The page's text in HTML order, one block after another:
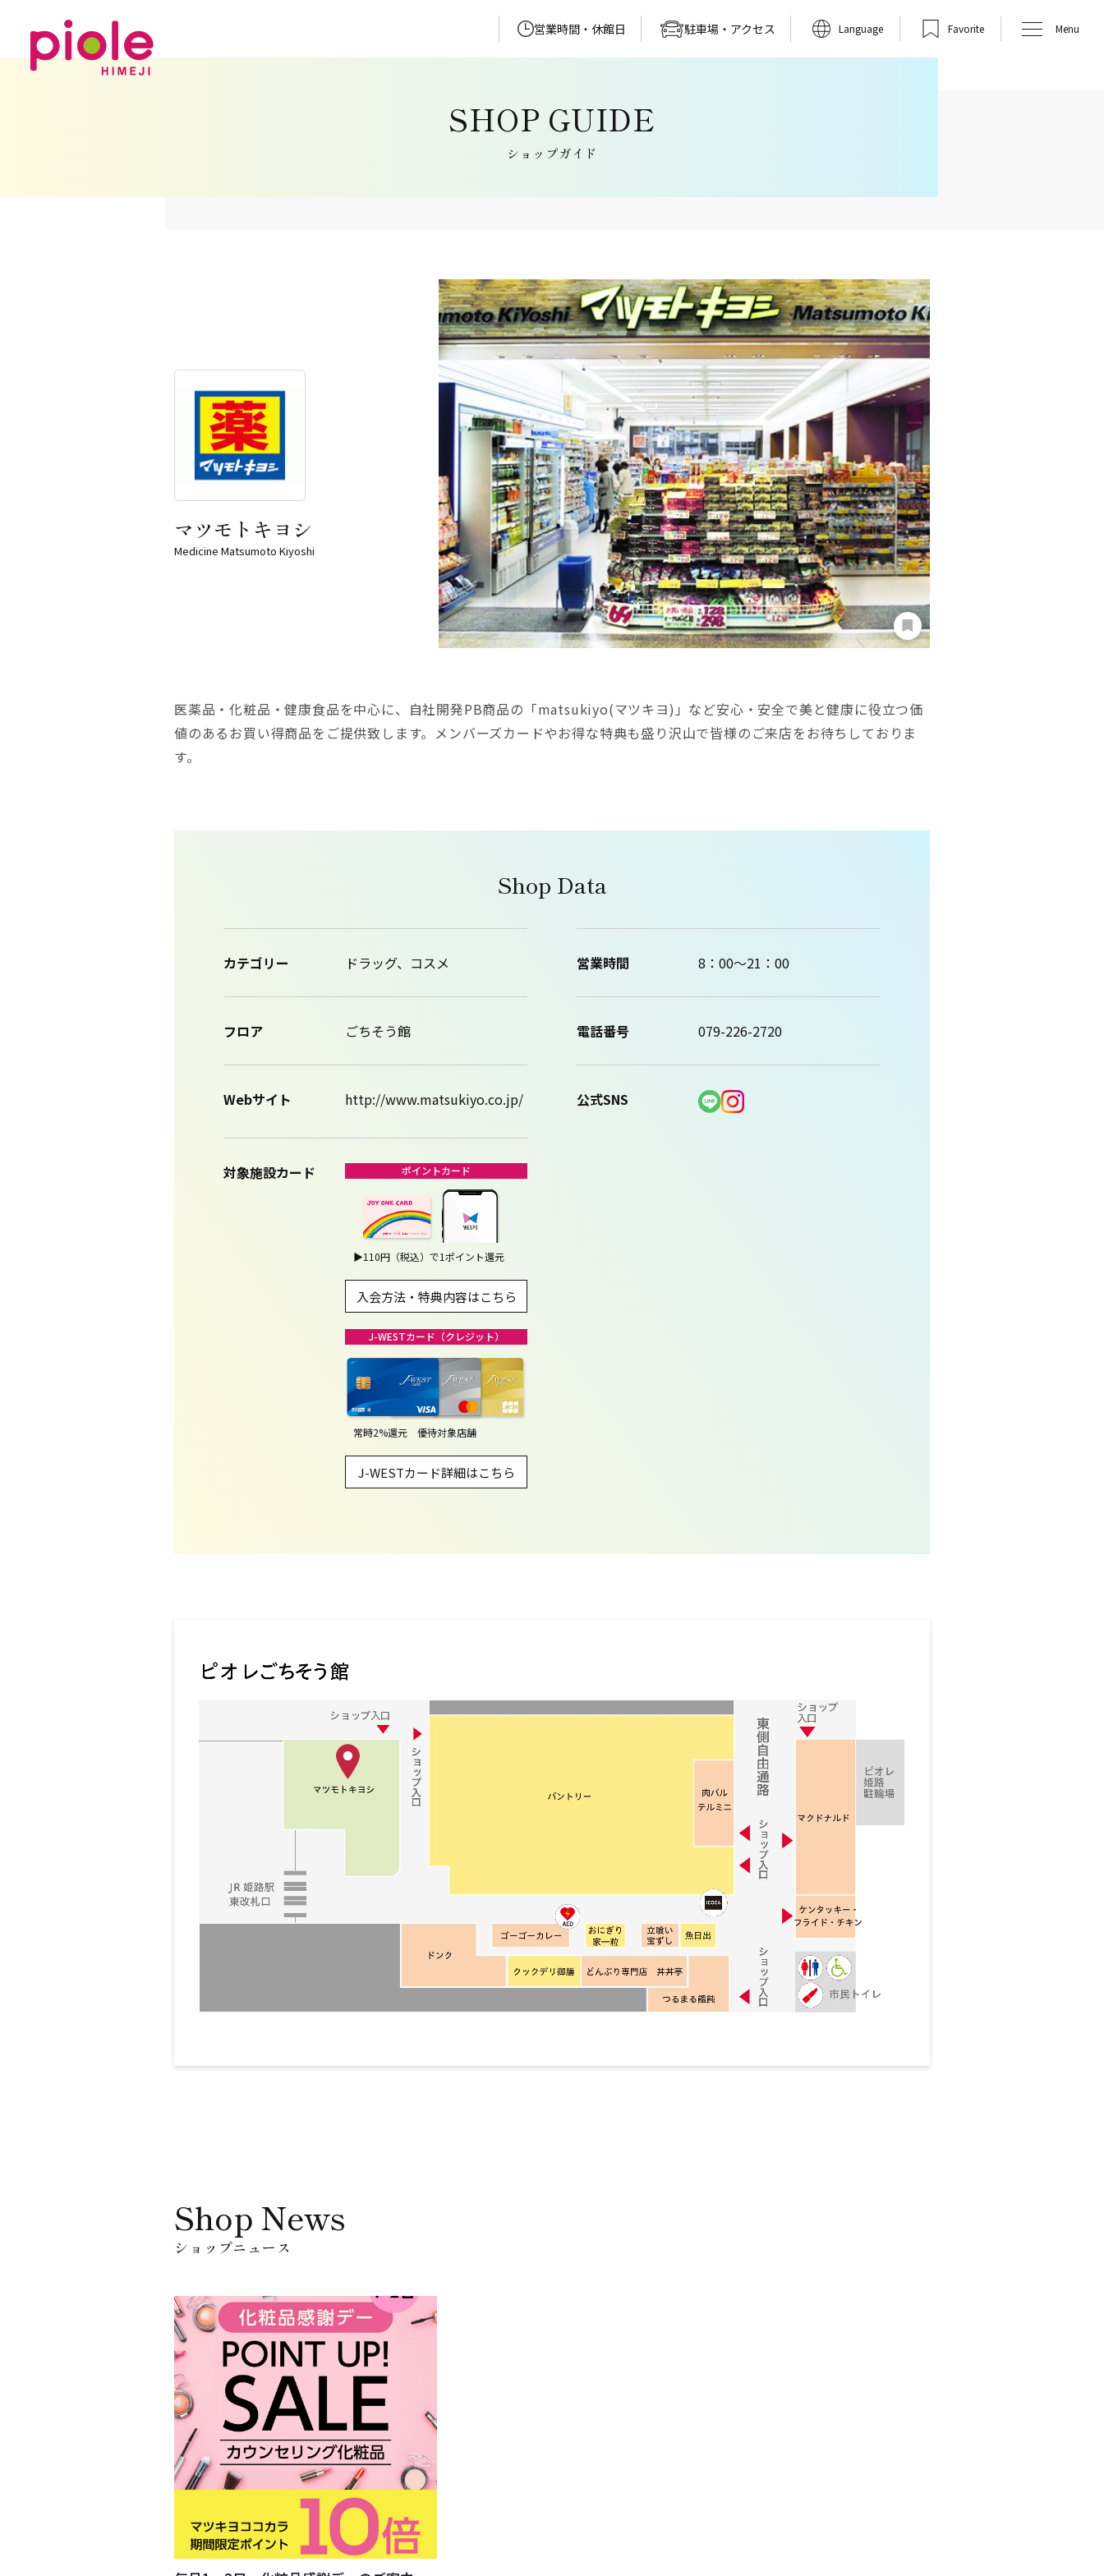
営業時間・休館日 駐車場・アクセス Favorite
Language Menu
ショップガイド
マツモトキヨシ
Medicine Matsumoto Kiyoshi
医薬品・化粧品・健康食品を中心に、自社開発PB商品の「matsukiyo(マツキヨ)」など安心・安全で美と健康に役立つ価
値のあるお買い得商品をご提供致します。メンバーズカードやお得な特典も盛り沢山で皆様のご来店をお待ちしておりま
す。
Shop Data
カテゴリー ドラッグ、コスメ 営業時間 8：00～21：00
フロア ごちそう館 電話番号 079-226-2720
Webサイト http://www.matsukiyo.co.jp/ 公式SNS
対象施設カード ポイントカード
▶110円（税込）で1ポイント還元
入会方法・特典内容はこちら
J-WESTカード（クレジット）
常時2%還元 優待対象店舗
J-WESTカード詳細はこちら
Shop News
ショップニュース